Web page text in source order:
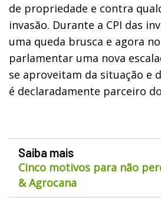
de propriedade e contra
invasão. Durante a CPI das
uma queda brusca e agora
parlamentar uma nova
se aproveitam da situação e
é declaradamente parceiro
Saiba mais
Cinco motivos para não
& Agrocana